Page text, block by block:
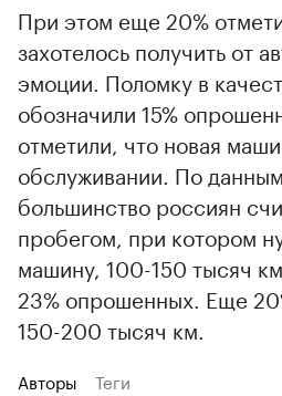
При этом еще 20%
захотелось получить от
эмоции. Поломку в
обозначили 15%
отметили, что новая
обслуживании. По
большинство россиян
пробегом, при котором
машину, 100-150 тысяч
23% опрошенных. Еще
150-200 тысяч км.
Авторы Теги